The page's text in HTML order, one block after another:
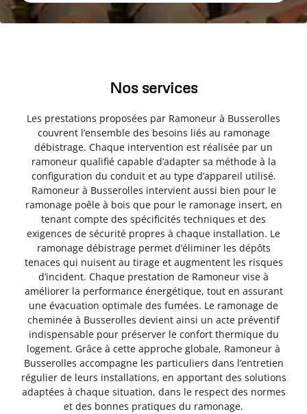
Nos services
Les prestations proposées par Ramoneur à Busserolles
couvrent l’ensemble des besoins liés au ramonage
débistrage. Chaque intervention est réalisée par un
ramoneur qualifié capable d’adapter sa méthode à la
configuration du conduit et au type d’appareil utilisé.
Ramoneur à Busserolles intervient aussi bien pour le
ramonage poêle à bois que pour le ramonage insert, en
tenant compte des spécificités techniques et des
exigences de sécurité propres à chaque installation. Le
ramonage débistrage permet d’éliminer les dépôts
tenaces qui nuisent au tirage et augmentent les risques
d’incident. Chaque prestation de Ramoneur vise à
améliorer la performance énergétique, tout en assurant
une évacuation optimale des fumées. Le ramonage de
cheminée à Busserolles devient ainsi un acte préventif
indispensable pour préserver le confort thermique du
logement. Grâce à cette approche globale, Ramoneur à
Busserolles accompagne les particuliers dans l’entretien
régulier de leurs installations, en apportant des solutions
adaptées à chaque situation, dans le respect des normes
et des bonnes pratiques du ramonage.